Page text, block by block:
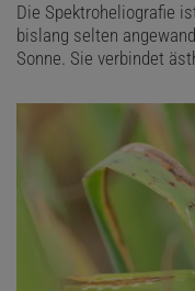
Die Spektroheliografie
bislang selten
Sonne. Sie verbindet